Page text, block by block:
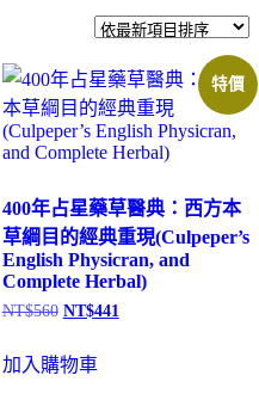
特價
400年占星藥草醫典：西方本
草綱目的經典重現(Culpeper’s
English Physicran, and
Complete Herbal)
NT$560 原
價
NT$441目
加入購物車